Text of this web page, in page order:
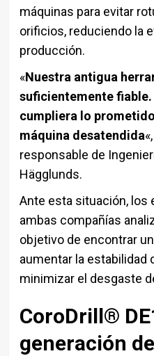
máquinas para evitar
orificios, reduciendo la
producción.
«Nuestra antigua
suficientemente
cumpliera lo
máquina desatendida
responsable de
Hägglunds.
Ante esta situación, los
ambas compañías
objetivo de encontrar
aumentar la estabilidad
minimizar el desgaste
CoroDrill®
generación